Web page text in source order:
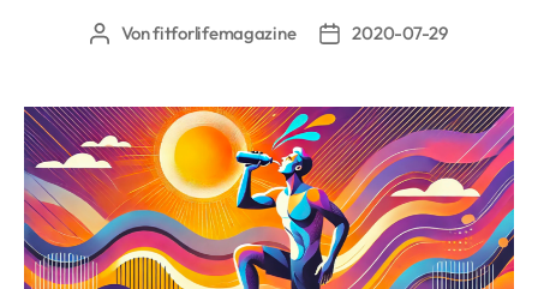
Beitragsautor
Vonfitforlifemagazine Beitragsdatum
2020-07-29